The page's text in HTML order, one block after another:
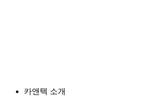
카앤텍 소개